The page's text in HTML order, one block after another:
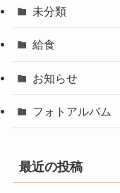
未分類
給食
お知らせ
フォトアルバム
最近の投稿